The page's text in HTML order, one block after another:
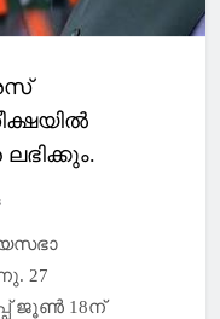
27
ജൂണ്‍ 18ന്